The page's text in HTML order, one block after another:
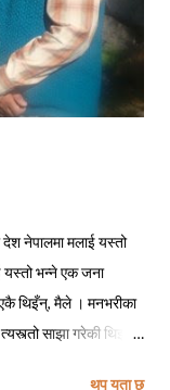
देश नेपालमा मलाई यस्तो
भन्ने एक जना
थिइँन्, मैले । मनभरीका
साझा गरेकी थिइन्
थप यता छ